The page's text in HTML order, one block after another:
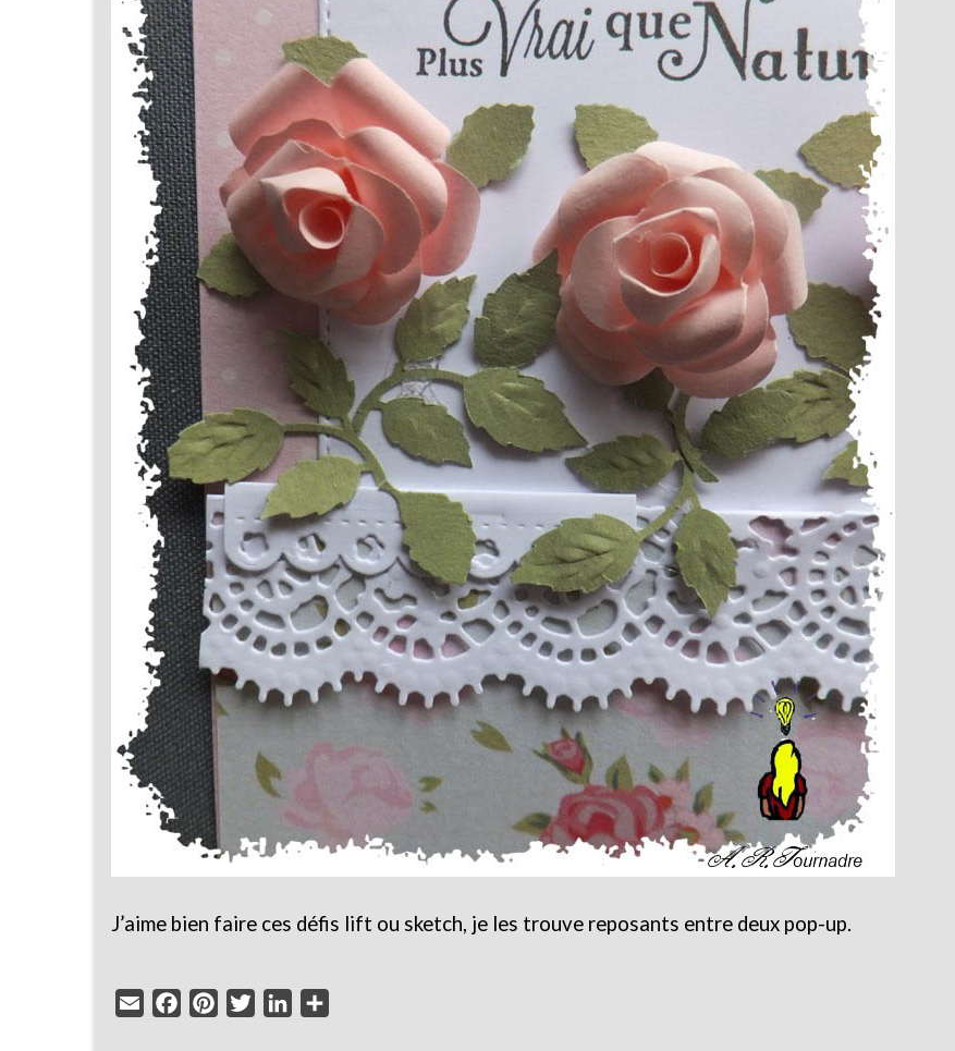
J’aime bien faire ces défis lift ou sketch, je les trouve reposants entre deux pop-up.
Email FacebookPinterestTwitterLinkedIn